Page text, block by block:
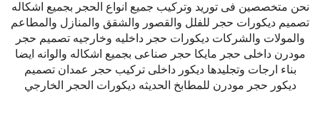
نحن متخصصين فى توريد وتركيب جميع انواع الحجر بجميع اشكاله
تصميم ديكورات حجر للفلل والقصور والشقق والمنازل والمطاعم
والمولات والشركات ديكورات حجر داخليه وخارجيه تصميم حجر
مودرن داخلى حجر مايكا حجر صناعى بجميع اشكاله والوانه ايضا
بناء ارجات وتجليدها ديكور داخلى تركيب حجر عمدان تصميم
ديكور حجر مودرن للمطابخ الحديثه ديكورات الحجر الخارجي